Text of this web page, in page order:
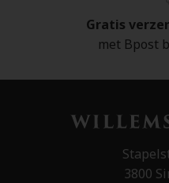
Gratis
met Bpost
3800